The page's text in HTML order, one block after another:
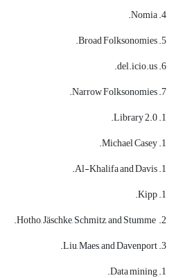
4. Nomia.
5. Broad Folksonomies.
6. del.icio.us.
7. Narrow Folksonomies.
1. Library 2.0.
1. Michael Casey.
1. Al-Khalifa and Davis.
1. Kipp.
2. Hotho, Jäschke, Schmitz, and Stumme.
3. Liu, Maes, and Davenport.
1. Data mining.